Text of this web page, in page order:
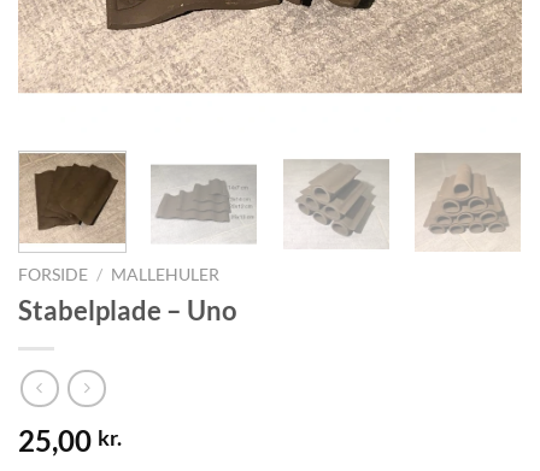
FORSIDE / MALLEHULER
Stabelplade – Uno
25,00 kr.